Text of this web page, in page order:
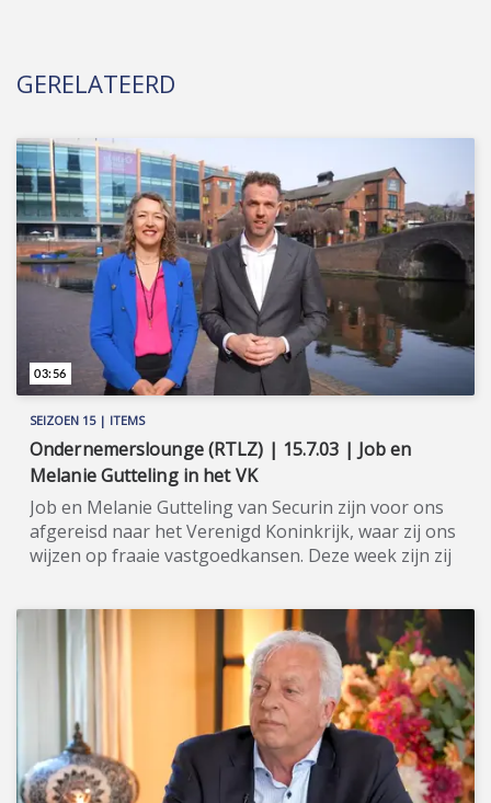
GERELATEERD
SEIZOEN 15 | ITEMS
Ondernemerslounge (RTLZ) | 15.7.03 | Job en
Melanie Gutteling in het VK
Job en Melanie Gutteling van Securin zijn voor ons
afgereisd naar het Verenigd Koninkrijk, waar zij ons
wijzen op fraaie vastgoedkansen. Deze week zijn zij
vastgoedontwikkelingsbedrijf Ciconia, hebben Job
en Melanie Gutteling - beiden met een medische
achtergrond - een aanzienlijke vastgoedportefeuille
opgebouwd, grotendeels in het Verenigd Koninkrijk
(in Engeland en Wales). Vervolgens is het bedrijf
Securin door hen opgericht om de opgedane kennis
over investeren in Brits vastgoed te delen met
anderen. De materie is namelijk best wel complex.
Met Securin helpen zij mensen om dezelfde (of een
03:56